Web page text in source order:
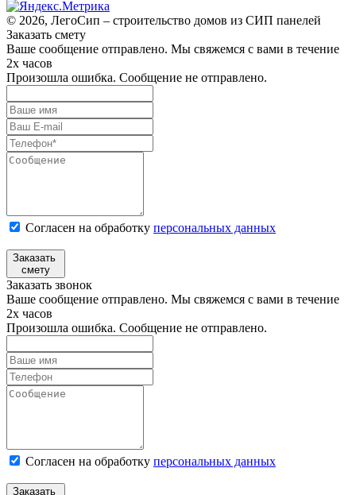
© 2026, ЛегоСип – строительство домов из СИП панелей
Заказать смету
Ваше сообщение отправлено. Мы свяжемся с вами в течение
2х часов
Произошла ошибка. Сообщение не отправлено.
Согласен на обработку персональных данных
Заказать
смету
Заказать звонок
Ваше сообщение отправлено. Мы свяжемся с вами в течение
2х часов
Произошла ошибка. Сообщение не отправлено.
Согласен на обработку персональныx данных
Заказать